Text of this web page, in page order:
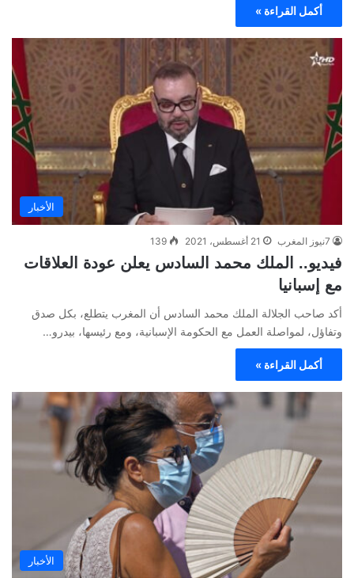
أكمل القراءة »
الأخبار
7نيوز المغرب 21 أغسطس، 2021 139
فيديو.. الملك محمد السادس يعلن عودة العلاقات
مع إسبانيا
أكد صاحب الجلالة الملك محمد السادس أن المغرب يتطلع، بكل صدق
وتفاؤل، لمواصلة العمل مع الحكومة الإسبانية، ومع رئيسها، بيدرو…
أكمل القراءة »
الأخبار